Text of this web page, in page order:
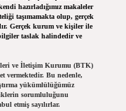
hazırladığımız makaleler
taşımamakta olup, gerçek
Gerçek kurum ve kişiler ile
taslak halindedir ve
ve İletişim Kurumu (BTK)
vermektedir. Bu nedenle,
yükümlülüğümüz
sorumluluğunu
etmiş sayılırlar.